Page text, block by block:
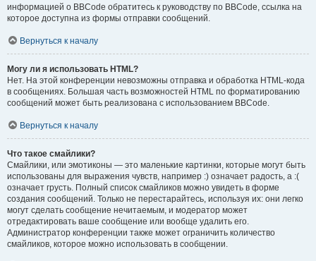
информацией о BBCode обратитесь к руководству по BBCode, ссылка на
которое доступна из формы отправки сообщений.
Вернуться к началу
Могу ли я использовать HTML?
Нет. На этой конференции невозможны отправка и обработка HTML-кода
в сообщениях. Большая часть возможностей HTML по форматированию
сообщений может быть реализована с использованием BBCode.
Вернуться к началу
Что такое смайлики?
Смайлики, или эмотиконы — это маленькие картинки, которые могут быть
использованы для выражения чувств, например :) означает радость, а :(
означает грусть. Полный список смайликов можно увидеть в форме
создания сообщений. Только не перестарайтесь, используя их: они легко
могут сделать сообщение нечитаемым, и модератор может
отредактировать ваше сообщение или вообще удалить его.
Администратор конференции также может ограничить количество
смайликов, которое можно использовать в сообщении.